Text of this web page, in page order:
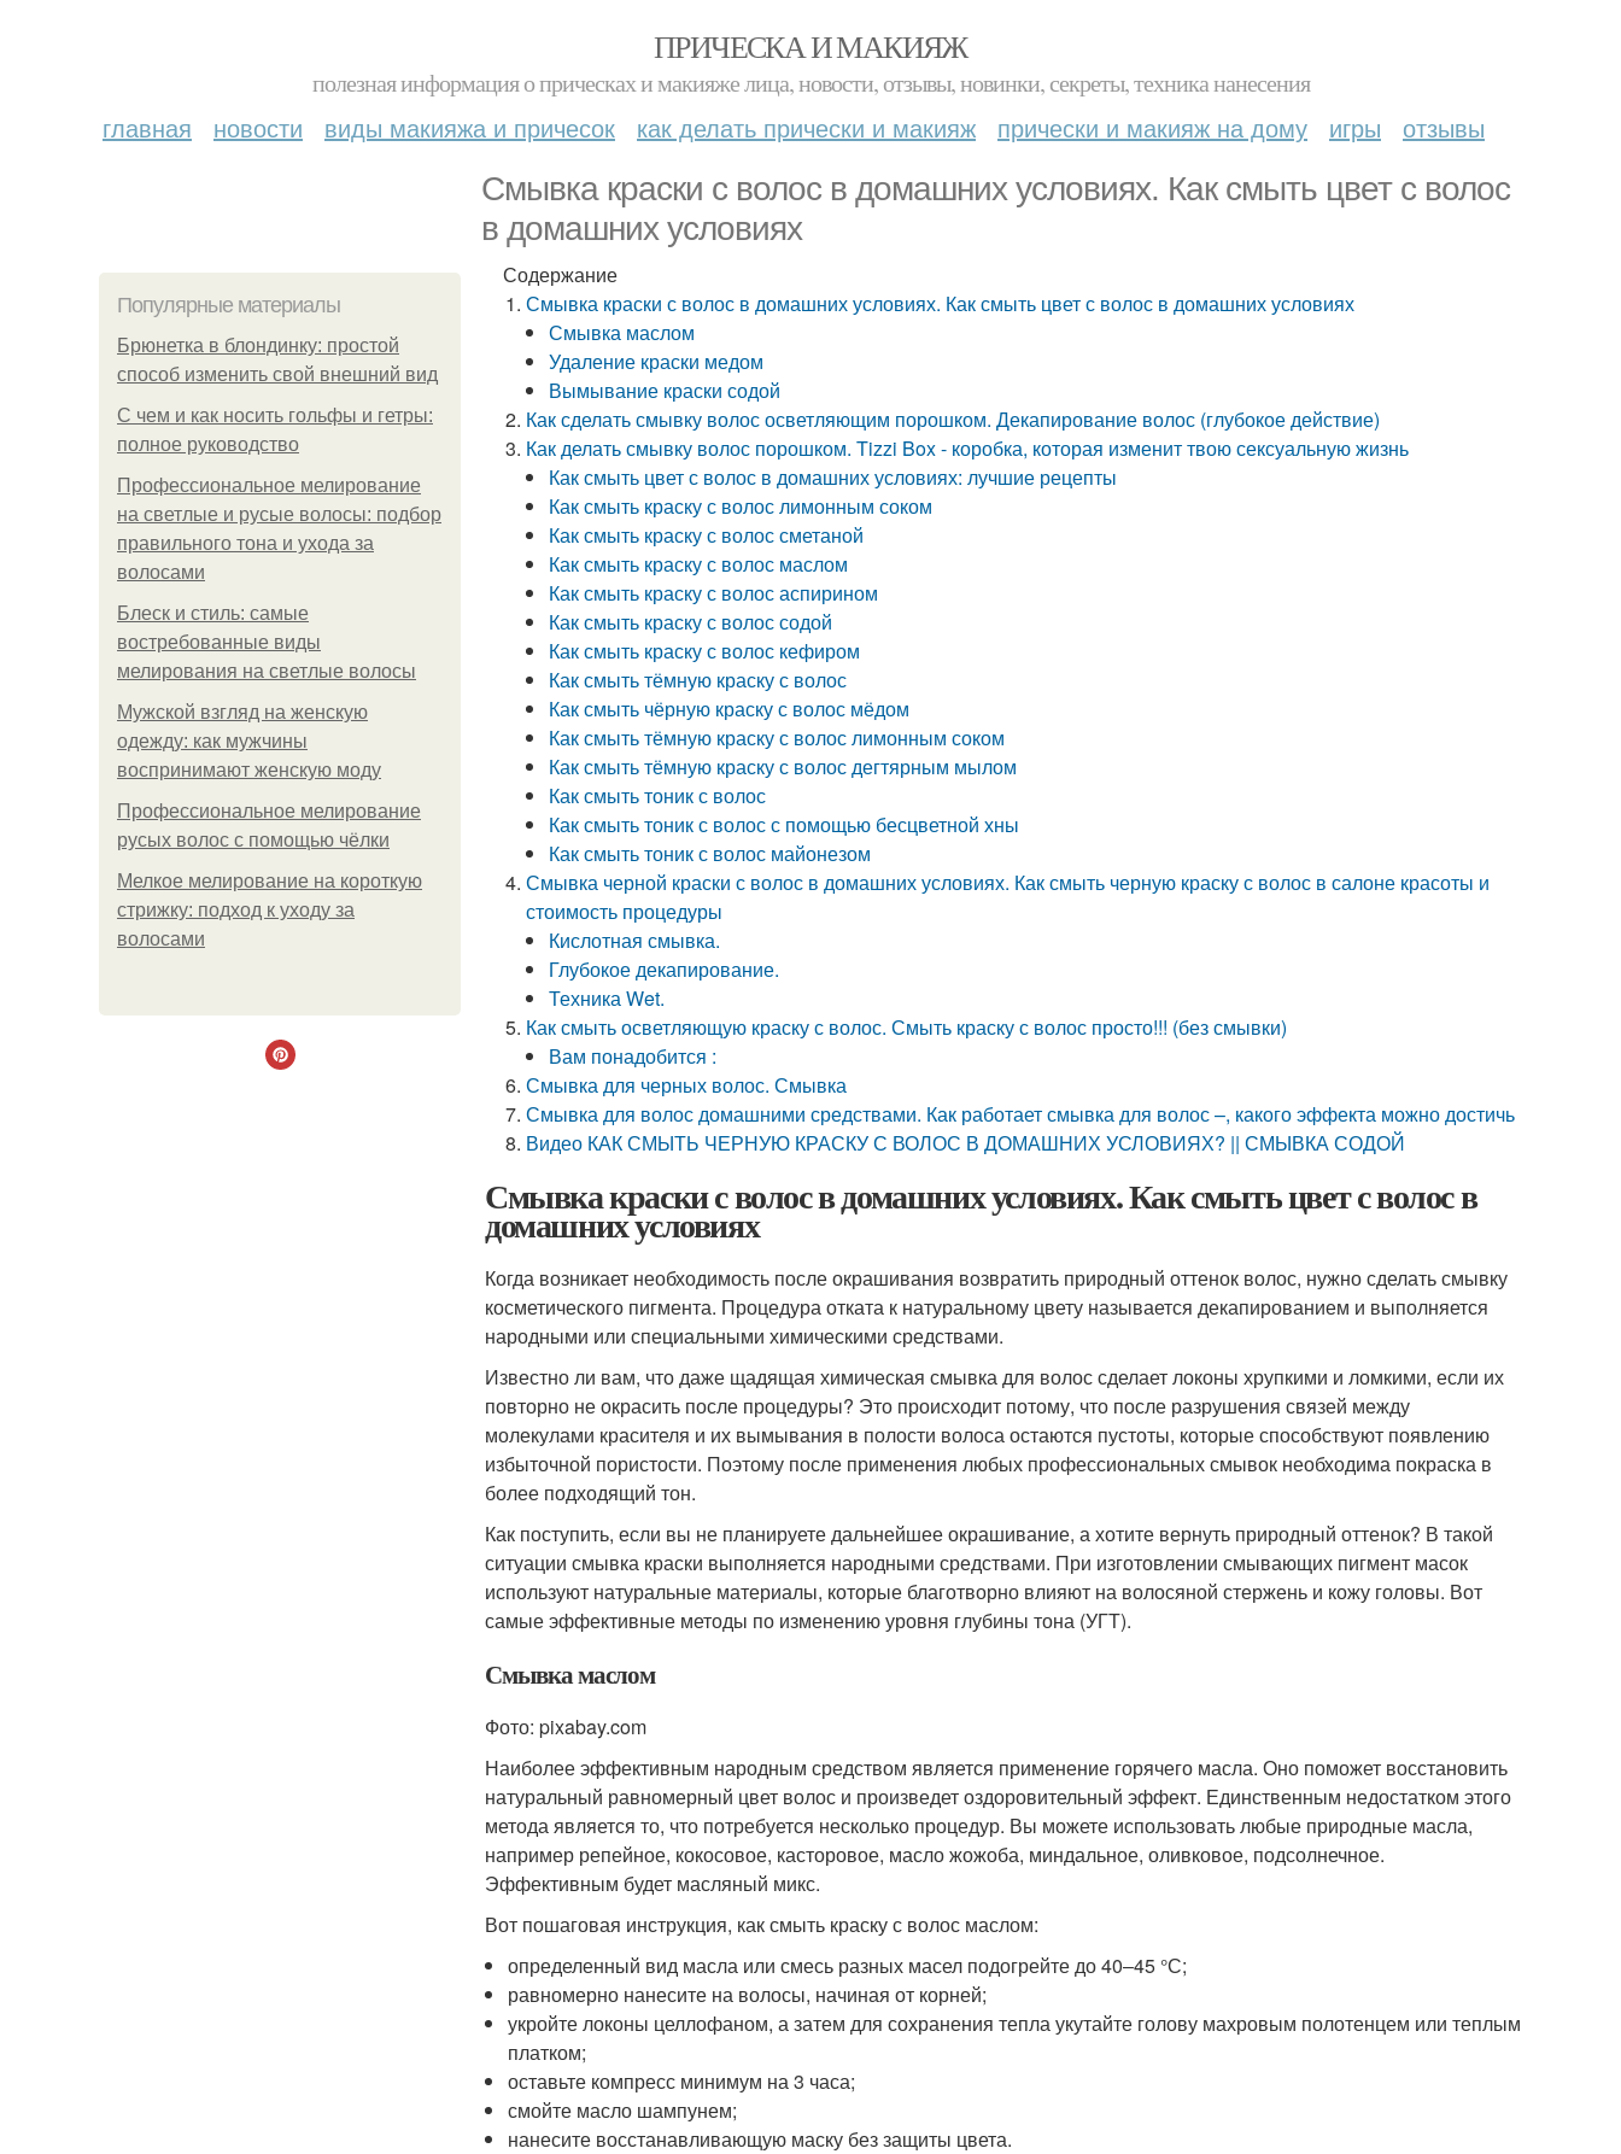
ПРИЧЕСКА И МАКИЯЖ
полезная информация о прическах и макияже лица, новости, отзывы, новинки, секреты, техника нанесения
главная новости виды макияжа и причесок как делать прически и макияж прически и макияж на дому игры отзывы
Смывка краски с волос в домашних условиях. Как смыть цвет с волос
в домашних условиях
Популярные материалы
Брюнетка в блондинку: простой
способ изменить свой внешний вид
С чем и как носить гольфы и гетры:
полное руководство
Профессиональное мелирование
на светлые и русые волосы: подбор
правильного тона и ухода за
волосами
Блеск и стиль: самые
востребованные виды
мелирования на светлые волосы
Мужской взгляд на женскую
одежду: как мужчины
воспринимают женскую моду
Профессиональное мелирование
русых волос с помощью чёлки
Мелкое мелирование на короткую
стрижку: подход к уходу за
волосами
Содержание
Смывка краски с волос в домашних условиях. Как смыть цвет с волос в домашних условиях
Смывка маслом
Удаление краски медом
Вымывание краски содой
Как сделать смывку волос осветляющим порошком. Декапирование волос (глубокое действие)
Как делать смывку волос порошком. Tizzi Box - коробка, которая изменит твою сексуальную жизнь
Как смыть цвет с волос в домашних условиях: лучшие рецепты
Как смыть краску с волос лимонным соком
Как смыть краску с волос сметаной
Как смыть краску с волос маслом
Как смыть краску с волос аспирином
Как смыть краску с волос содой
Как смыть краску с волос кефиром
Как смыть тёмную краску с волос
Как смыть чёрную краску с волос мёдом
Как смыть тёмную краску с волос лимонным соком
Как смыть тёмную краску с волос дегтярным мылом
Как смыть тоник с волос
Как смыть тоник с волос с помощью бесцветной хны
Как смыть тоник с волос майонезом
Смывка черной краски с волос в домашних условиях. Как смыть черную краску с волос в салоне красоты и
стоимость процедуры
Кислотная смывка.
Глубокое декапирование.
Техника Wet.
Как смыть осветляющую краску с волос. Смыть краску с волос просто!!! (без смывки)
Вам понадобится :
Смывка для черных волос. Смывка
Смывка для волос домашними средствами. Как работает смывка для волос –, какого эффекта можно достичь
Видео КАК СМЫТЬ ЧЕРНУЮ КРАСКУ С ВОЛОС В ДОМАШНИХ УСЛОВИЯХ? || СМЫВКА СОДОЙ
Смывка краски с волос в домашних условиях. Как смыть цвет с волос в
домашних условиях
Когда возникает необходимость после окрашивания возвратить природный оттенок волос, нужно сделать смывку
косметического пигмента. Процедура отката к натуральному цвету называется декапированием и выполняется
народными или специальными химическими средствами.
Известно ли вам, что даже щадящая химическая смывка для волос сделает локоны хрупкими и ломкими, если их
повторно не окрасить после процедуры? Это происходит потому, что после разрушения связей между
молекулами красителя и их вымывания в полости волоса остаются пустоты, которые способствуют появлению
избыточной пористости. Поэтому после применения любых профессиональных смывок необходима покраска в
более подходящий тон.
Как поступить, если вы не планируете дальнейшее окрашивание, а хотите вернуть природный оттенок? В такой
ситуации смывка краски выполняется народными средствами. При изготовлении смывающих пигмент масок
используют натуральные материалы, которые благотворно влияют на волосяной стержень и кожу головы. Вот
самые эффективные методы по изменению уровня глубины тона (УГТ).
Смывка маслом
Фото: pixabay.com
Наиболее эффективным народным средством является применение горячего масла. Оно поможет восстановить
натуральный равномерный цвет волос и произведет оздоровительный эффект. Единственным недостатком этого
метода является то, что потребуется несколько процедур. Вы можете использовать любые природные масла,
например репейное, кокосовое, касторовое, масло жожоба, миндальное, оливковое, подсолнечное.
Эффективным будет масляный микс.
Вот пошаговая инструкция, как смыть краску с волос маслом:
определенный вид масла или смесь разных масел подогрейте до 40‒45 °С;
равномерно нанесите на волосы, начиная от корней;
укройте локоны целлофаном, а затем для сохранения тепла укутайте голову махровым полотенцем или теплым
платком;
оставьте компресс минимум на 3 часа;
смойте масло шампунем;
нанесите восстанавливающую маску без защиты цвета.